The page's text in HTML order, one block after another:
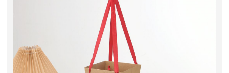
Игрушки мягкие
Изделия из металла